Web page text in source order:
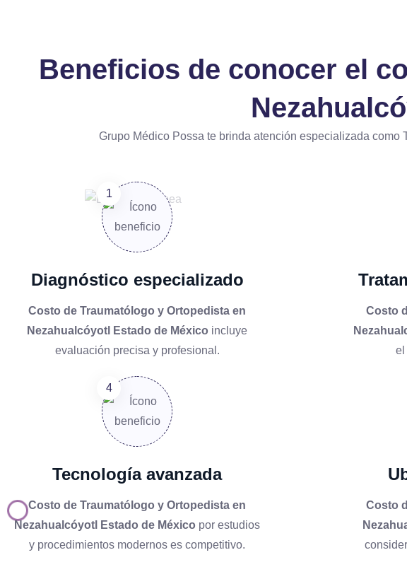
Beneficios de conocer el
Grupo Médico Possa te brinda atención especializada
Diagnóstico especializado
Costo de Traumatólogo y Ortopedista en
Nezahualcóyotl Estado de México incluye
evaluación precisa y profesional.
Costo
el
Tecnología avanzada
Costo de Traumatólogo y Ortopedista en
Nezahualcóyotl Estado de México por estudios
y procedimientos modernos es competitivo.
Costo